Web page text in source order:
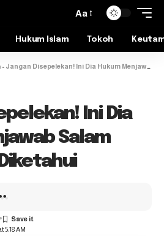
Aa
Hukum Islam Tokoh
- Jangan Disepelekan! Ini Dia Hukum Menjawab Salam yang Wajib Diketahui
Ini Dia
Salam
5:18 AM